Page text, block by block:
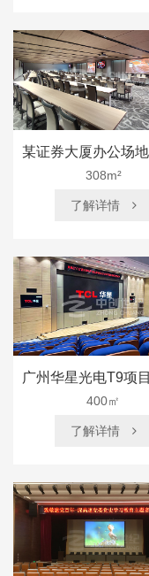
308m²
了解详情 
400㎡
了解详情 